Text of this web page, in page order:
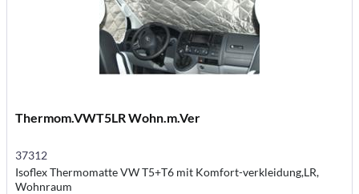
Thermom.VWT5LR Wohn.m.Ver
37312
Isoflex Thermomatte VW T5+T6 mit Komfort-verkleidung,LR,
Wohnraum